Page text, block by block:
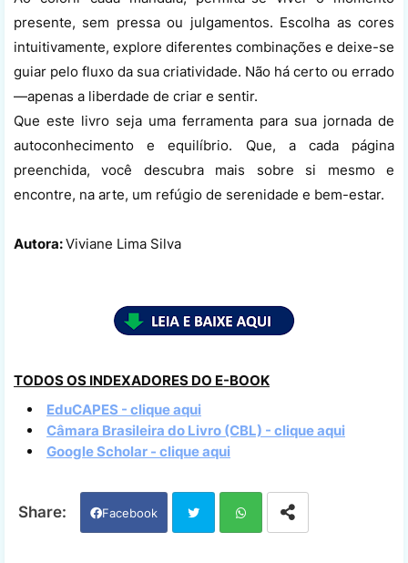
presente, sem pressa ou julgamentos. Escolha as cores
intuitivamente, explore diferentes combinações e deixe-se
guiar pelo fluxo da sua criatividade. Não há certo ou errado
—apenas a liberdade de criar e sentir.
Que este livro seja uma ferramenta para sua jornada de
autoconhecimento e equilíbrio. Que, a cada página
preenchida, você descubra mais sobre si mesmo e
encontre, na arte, um refúgio de serenidade e bem-estar.
Autora:Viviane Lima Silva
TODOS OS INDEXADORES DO E-BOOK
EduCAPES - clique aqui
Câmara Brasileira do Livro (CBL) - clique aqui
Google Scholar - clique aqui
Facebook